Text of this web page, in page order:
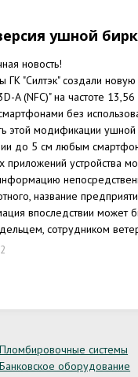
ушной
новость!
ГК "Силтэк" создали
A (NFC)" на частоте
без
этой модификации ушной
до 5 см любым
приложений устройства
название
впоследствии может
сотрудником
Пломбировочные системы
Банковское оборудование